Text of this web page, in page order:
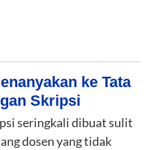
ke Tata
Skripsi
seringkali dibuat sulit
dosen yang tidak